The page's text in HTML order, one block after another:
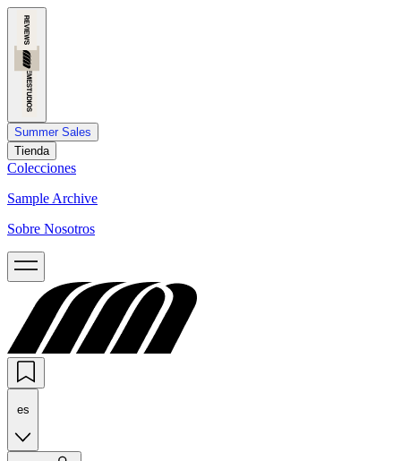
Summer Sales
Tienda
Colecciones
Sample Archive
Sobre Nosotros
es